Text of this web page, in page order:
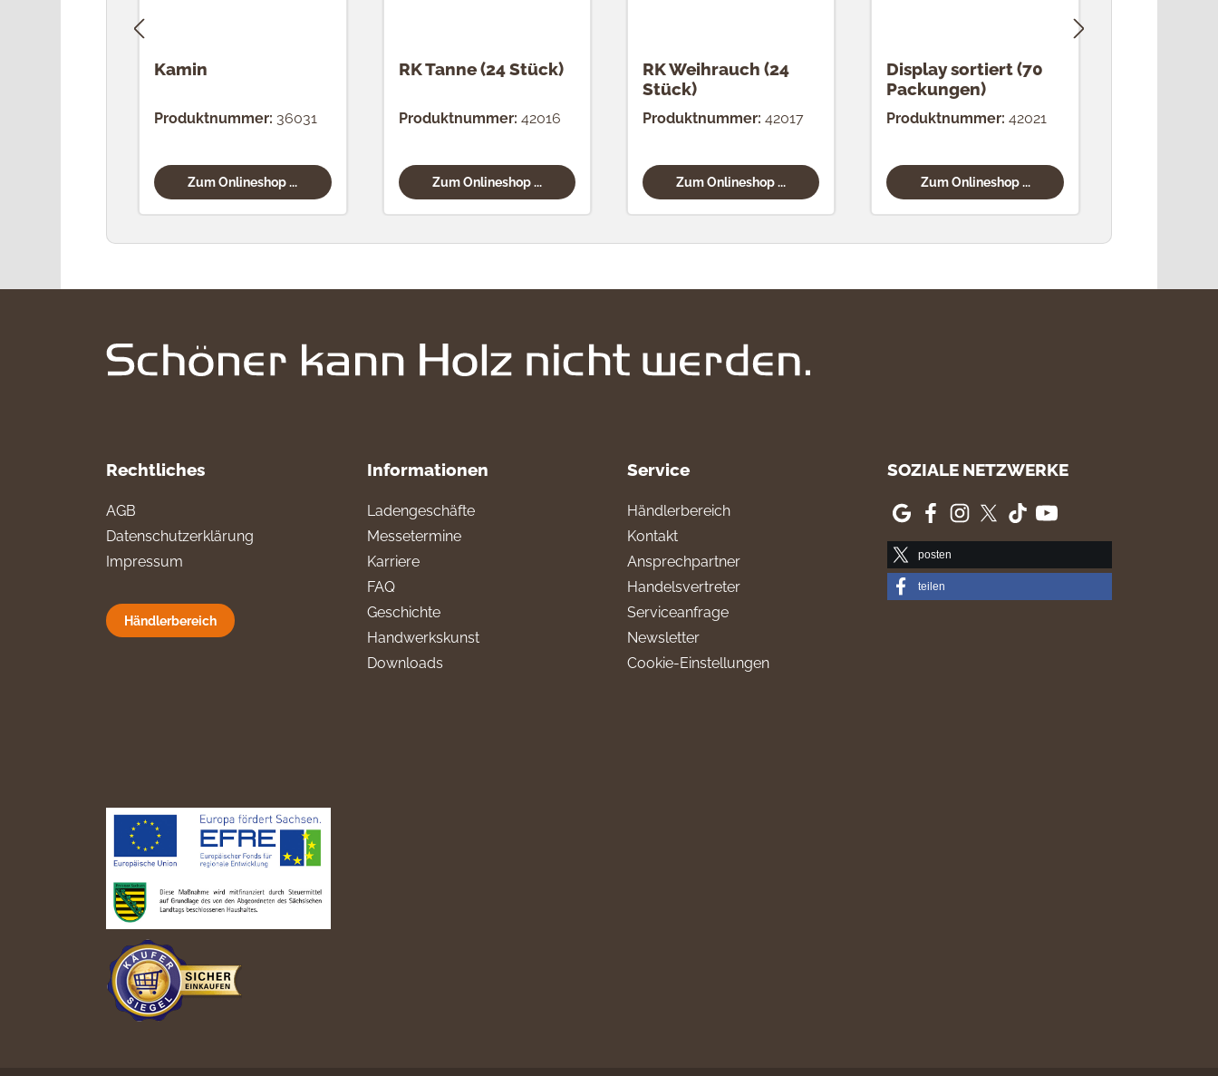
Kamin
Produktnummer: 36031
Zum Onlineshop ...
RK Tanne (24 Stück)
Produktnummer: 42016
Zum Onlineshop ...
RK Weihrauch (24
Stück)
Produktnummer: 42017
Zum Onlineshop ...
Display sortiert (70
Packungen)
Produktnummer: 42021
Zum Onlineshop ...
Rechtliches
AGB
Datenschutzerklärung
Impressum
Händlerbereich
Informationen
Ladengeschäfte
Messetermine
Karriere
FAQ
Geschichte
Handwerkskunst
Downloads
Service
Händlerbereich
Kontakt
Ansprechpartner
Handelsvertreter
Serviceanfrage
Newsletter
Cookie-Einstellungen
SOZIALE NETZWERKE
posten
teilen